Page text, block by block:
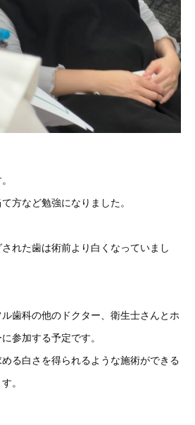
方など勉強になりました。
れた歯は術前より白くなっていまし
歯科の他のドクター、衛生士さんとホ
参加する予定です。
る白さを得られるような施術ができる
。